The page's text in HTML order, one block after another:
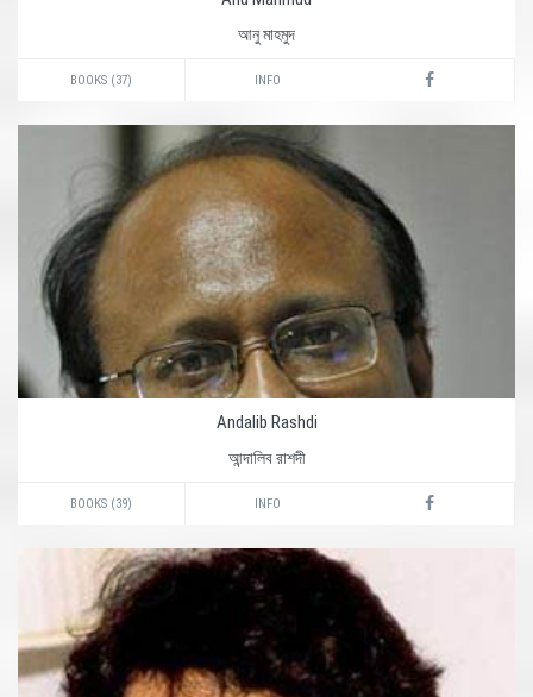
আনু মাহমুদ
BOOKS (37) INFO
Andalib Rashdi
আন্দালিব রাশদী
BOOKS (39) INFO